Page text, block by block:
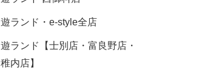
遊ランド・e-style全店
遊ランド【士別店・富良野店・
稚内店】